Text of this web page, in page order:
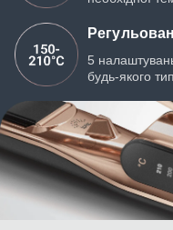
5
будь-якого